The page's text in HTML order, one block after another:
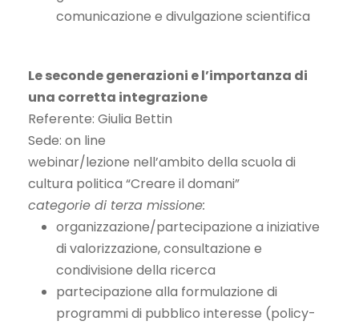
comunicazione e divulgazione scientifica
Le seconde generazioni e l’importanza di
una corretta integrazione
Referente: Giulia Bettin
Sede: on line
webinar/lezione nell’ambito della scuola di
cultura politica “Creare il domani”
categorie di terza missione:
organizzazione/partecipazione a iniziative
di valorizzazione, consultazione e
condivisione della ricerca
partecipazione alla formulazione di
programmi di pubblico interesse (policy-